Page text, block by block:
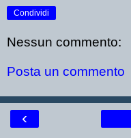
Condividi
Nessun commento:
Posta un commento
‹